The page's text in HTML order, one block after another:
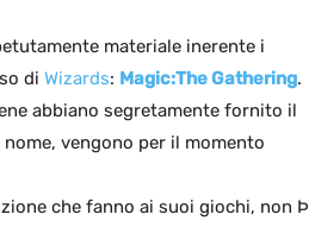
materiale inerente i
di Wizards: Magic:The Gathering.
abbiano segretamente fornito il
vengono per il momento
che fanno ai suoi giochi, non Þ